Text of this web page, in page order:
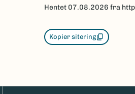
Hentet 07.08.2026 fra
Kopier sitering